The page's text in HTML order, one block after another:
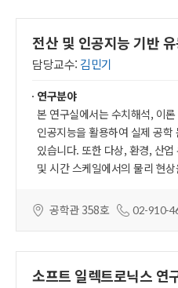
전산 및 인공지능 기반
담당교수: 김민기
연구분야
본 연구실에서는 수치해석, 이
인공지능을 활용하여 실제 공
있습니다. 또한 다상, 환경, 산
및 시간 스케일에서의 물리 현
공학관 358호 02-910-
소프트 일렉트로닉스 연